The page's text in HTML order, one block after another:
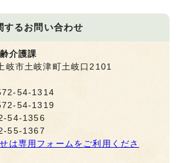
するお問い合わせ
介護課
市土岐津町土岐口2101
54-1314
54-1319
54-1356
55-1367
は専用フォームをご利用くださ